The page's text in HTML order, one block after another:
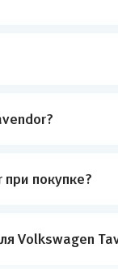
покупке?
Volkswagen